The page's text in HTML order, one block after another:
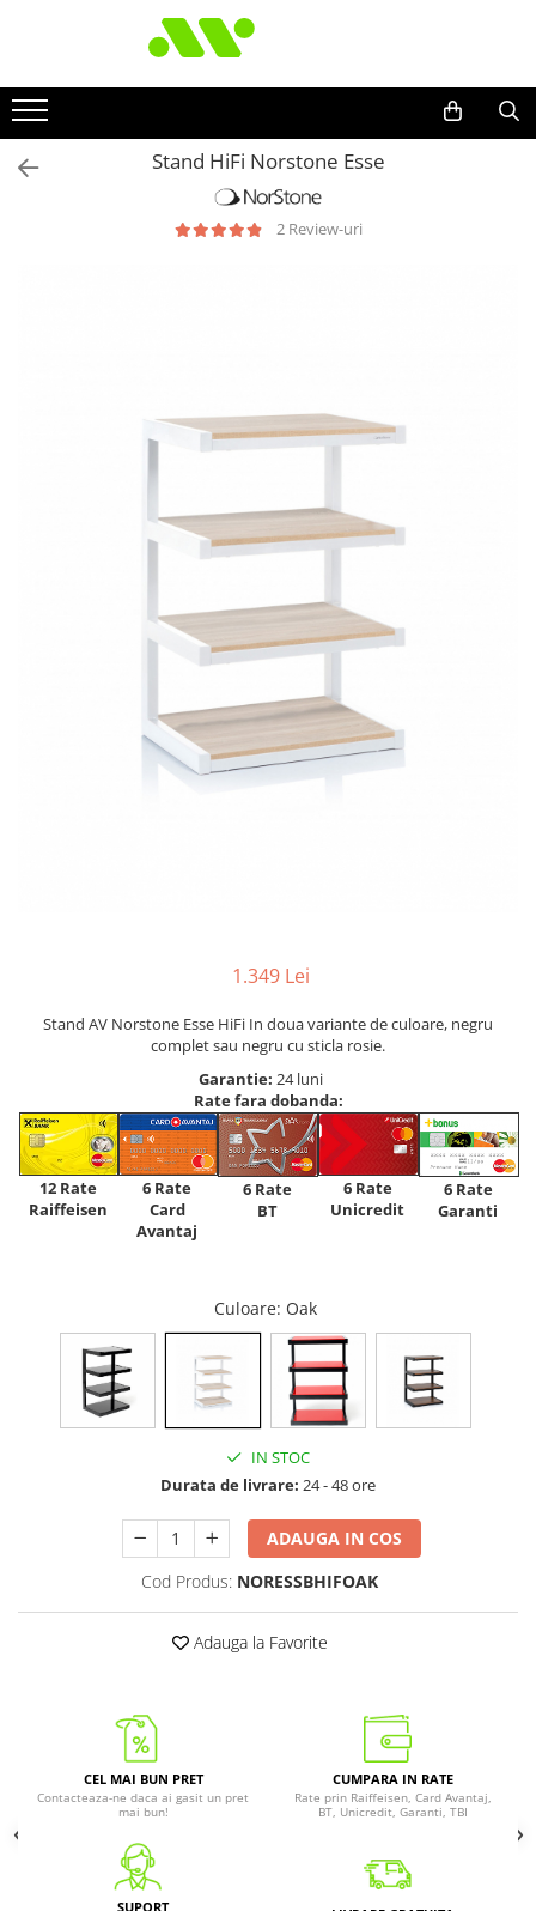
Stand HiFi Norstone Esse
2 Review-uri
1.349 Lei
Stand AV Norstone Esse HiFi In doua variante de culoare, negru
complet sau negru cu sticla rosie.
Garantie: 24 luni
Rate fara dobanda:
12 Rate
Raiffeisen
6 Rate
Card
Avantaj
6 Rate
BT
6 Rate
Unicredit
6 Rate
Garanti
Culoare: Oak
IN STOC
Durata de livrare: 24 - 48 ore
ADAUGA IN COS
Cod Produs: NORESSBHIFOAK
Adauga la Favorite
CEL MAI BUN PRET
Contacteaza-ne daca ai gasit un pret
mai bun!
CUMPARA IN RATE
Rate prin Raiffeisen, Card Avantaj,
BT, Unicredit, Garanti, TBI
SUPORT